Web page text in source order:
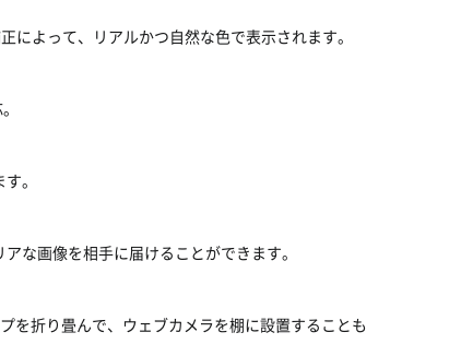
よって、リアルかつ自然な色で表示されます。
。
な画像を相手に届けることができます。
を折り畳んで、ウェブカメラを棚に設置することも